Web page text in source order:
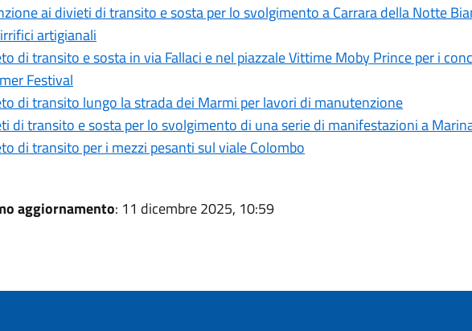
ai divieti di transito e sosta per lo svolgimento a Carrara della Notte
artigianali
di transito e sosta in via Fallaci e nel piazzale Vittime Moby Prince per i
Festival
di transito lungo la strada dei Marmi per lavori di manutenzione
di transito e sosta per lo svolgimento di una serie di manifestazioni a
di transito per i mezzi pesanti sul viale Colombo
aggiornamento: 11 dicembre 2025, 10:59